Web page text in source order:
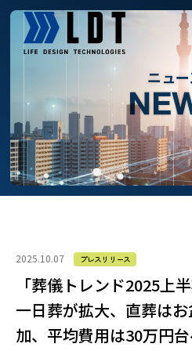
ニュ
2025.10.07 プレスリリース
「葬儀トレンド2025
一日葬が拡大、直葬は
加、平均費用は30万円